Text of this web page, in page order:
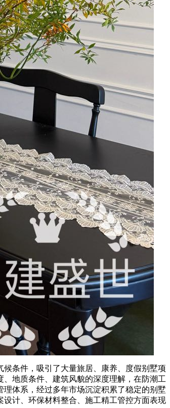
条件，吸引了大量旅居、康养、度假别墅项
地质条件、建筑风貌的深度理解，在防潮工
体系，经过多年市场沉淀积累了稳定的别墅
计、环保材料整合、施工精工管控方面表现